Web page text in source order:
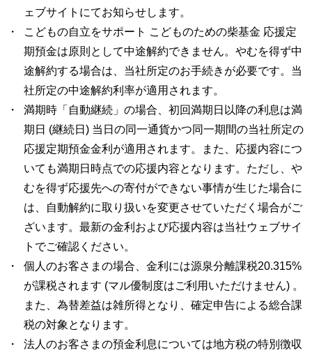
ェブサイトにてお知らせします。
こどもの自立をサポート こどものための柴基金 応援定
期預金は原則として中途解約できません。やむを得ず中
途解約する場合は、当社所定のお手続きが必要です。当
社所定の中途解約利率が適用されます。
満期時「自動継続」の場合、初回満期日以降の利息は満
期日 (継続日) 当日の同一通貨かつ同一期間の当社所定の
応援定期預金金利が適用されます。また、応援内容につ
いても満期日時点での応援内容となります。ただし、や
むを得ず応援先への寄付ができない事情が生じた場合に
は、自動解約に取り扱いを変更させていただく場合がご
ざいます。最新の金利および応援内容は当社ウェブサイ
トでご確認ください。
個人のお客さまの場合、金利には源泉分離課税20.315%
が課税されます (マル優制度はご利用いただけません) 。
また、為替差益は雑所得となり、確定申告による総合課
税の対象となります。
法人のお客さまの預金利息については地方税の特別徴収